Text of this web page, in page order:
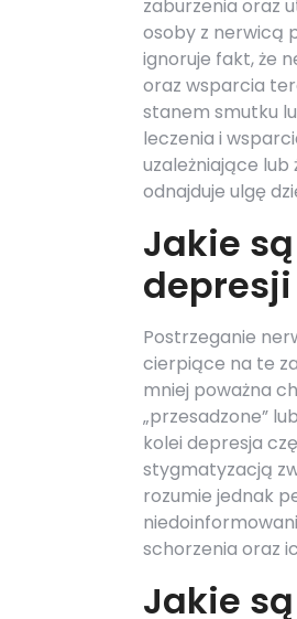
zaburzenia oraz
osoby z nerwicą
ignoruje fakt, że
oraz wsparcia
stanem smutku
leczenia i
uzależniające lub
odnajduje ulgę
Jakie
depresji
Postrzeganie
cierpiące na te
mniej poważna
„przesadzone”
kolei depresja
stygmatyzacją
rozumie jednak
schorzenia oraz
Jakie